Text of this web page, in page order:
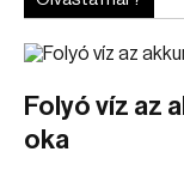
Folyó víz az
oka